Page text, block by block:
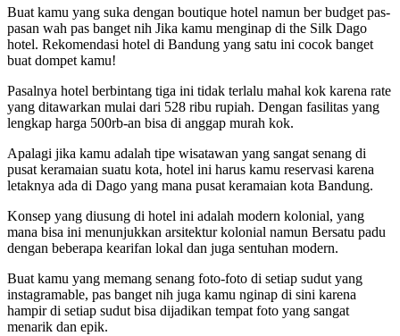
Buat kamu yang suka dengan boutique hotel namun ber budget pas-
pasan wah pas banget nih Jika kamu menginap di the Silk Dago
hotel. Rekomendasi hotel di Bandung yang satu ini cocok banget
buat dompet kamu!
Pasalnya hotel berbintang tiga ini tidak terlalu mahal kok karena rate
yang ditawarkan mulai dari 528 ribu rupiah. Dengan fasilitas yang
lengkap harga 500rb-an bisa di anggap murah kok.
Apalagi jika kamu adalah tipe wisatawan yang sangat senang di
pusat keramaian suatu kota, hotel ini harus kamu reservasi karena
letaknya ada di Dago yang mana pusat keramaian kota Bandung.
Konsep yang diusung di hotel ini adalah modern kolonial, yang
mana bisa ini menunjukkan arsitektur kolonial namun Bersatu padu
dengan beberapa kearifan lokal dan juga sentuhan modern.
Buat kamu yang memang senang foto-foto di setiap sudut yang
instagramable, pas banget nih juga kamu nginap di sini karena
hampir di setiap sudut bisa dijadikan tempat foto yang sangat
menarik dan epik.